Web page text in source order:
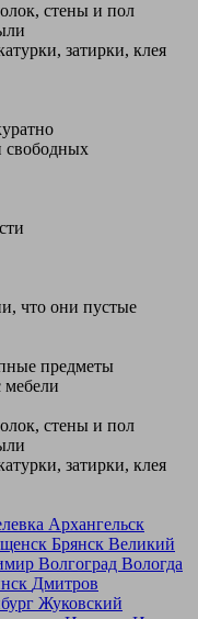
стены и пол
затирки, клея
свободных
что они пустые
предметы
стены и пол
затирки, клея
Архангельск
Брянск Великий
Волгоград Вологда
Дмитров
Жуковский